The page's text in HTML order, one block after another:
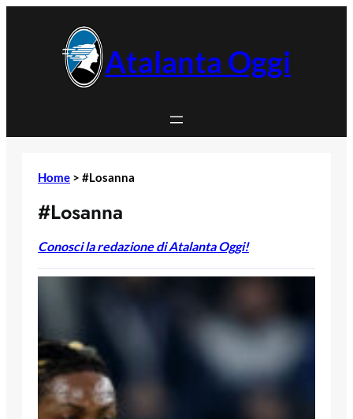
Atalanta Oggi
Home > #Losanna
#Losanna
Conosci la redazione di Atalanta Oggi!